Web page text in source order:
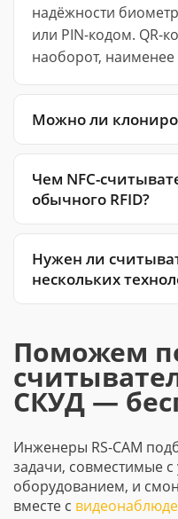
надёжности
или PIN-кодом. QR-
наоборот,
Можно ли
Чем NFC-
обычного RFID?
Нужен ли
нескольких
Поможем
СКУД —
Инженеры RS-CAM
задачи, совместимые
оборудованием, и
вместе с